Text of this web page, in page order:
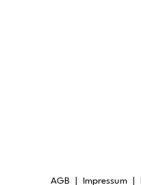
AGB | Impressum